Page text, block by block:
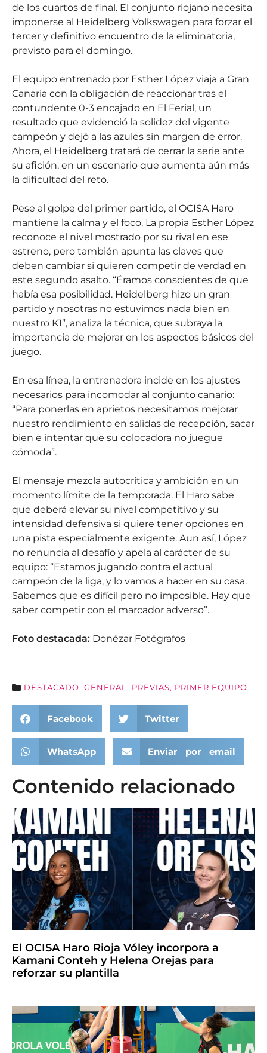
de los cuartos de final. El conjunto riojano necesita
imponerse al Heidelberg Volkswagen para forzar el
tercer y definitivo encuentro de la eliminatoria,
previsto para el domingo.
El equipo entrenado por Esther López viaja a Gran
Canaria con la obligación de reaccionar tras el
contundente 0-3 encajado en El Ferial, un
resultado que evidenció la solidez del vigente
campeón y dejó a las azules sin margen de error.
Ahora, el Heidelberg tratará de cerrar la serie ante
su afición, en un escenario que aumenta aún más
la dificultad del reto.
Pese al golpe del primer partido, el OCISA Haro
mantiene la calma y el foco. La propia Esther López
reconoce el nivel mostrado por su rival en ese
estreno, pero también apunta las claves que
deben cambiar si quieren competir de verdad en
este segundo asalto. “Éramos conscientes de que
había esa posibilidad. Heidelberg hizo un gran
partido y nosotras no estuvimos nada bien en
nuestro K1”, analiza la técnica, que subraya la
importancia de mejorar en los aspectos básicos del
juego.
En esa línea, la entrenadora incide en los ajustes
necesarios para incomodar al conjunto canario:
“Para ponerlas en aprietos necesitamos mejorar
nuestro rendimiento en salidas de recepción, sacar
bien e intentar que su colocadora no juegue
cómoda”.
El mensaje mezcla autocrítica y ambición en un
momento límite de la temporada. El Haro sabe
que deberá elevar su nivel competitivo y su
intensidad defensiva si quiere tener opciones en
una pista especialmente exigente. Aun así, López
no renuncia al desafío y apela al carácter de su
equipo: “Estamos jugando contra el actual
campeón de la liga, y lo vamos a hacer en su casa.
Sabemos que es difícil pero no imposible. Hay que
saber competir con el marcador adverso”.
Foto destacada: Donézar Fotógrafos
DESTACADO, GENERAL , PREVIAS, PRIMER EQUIPO
Facebook Twitter
WhatsApp Enviar por email
Contenido relacionado
El OCISA Haro Rioja Vóley incorpora a
Kamani Conteh y Helena Orejas para
reforzar su plantilla